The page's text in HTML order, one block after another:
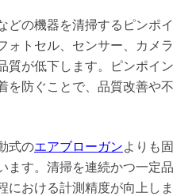
どの機器を清掃するピンポイ
ォトセル、センサー、カメラ
質が低下します。ピンポイン
を防ぐことで、品質改善や不
式のエアブローガンよりも固
ます。清掃を連続かつ一定品
における計測精度が向上しま